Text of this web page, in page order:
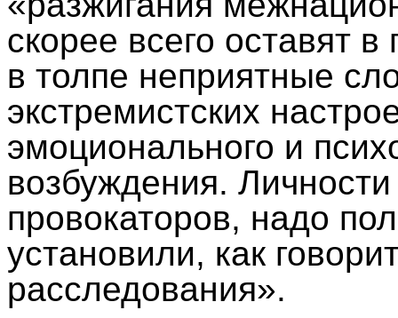
скорее всего оставят
в толпе неприятные
экстремистских
эмоционального и
возбуждения.
провокаторов, надо
установили, как
расследования».